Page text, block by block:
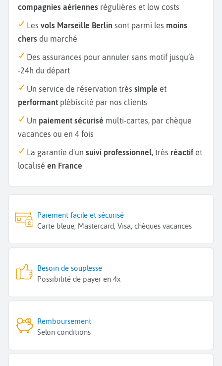
compagnies aériennes régulières et low costs
Les vols Marseille Berlin sont parmi les moins
chers du marché
Des assurances pour annuler sans motif jusqu’à
-24h du départ
Un service de réservation très simple et
performant plébiscité par nos clients
Un paiement sécurisé multi-cartes, par chèque
vacances ou en 4 fois
La garantie d'un suivi professionnel, très réactif et
localisé en France
Paiement facile et sécurisé
Carte bleue, Mastercard, Visa, chèques vacances
Besoin de souplesse
Possibilité de payer en 4x
Remboursement
Selon conditions